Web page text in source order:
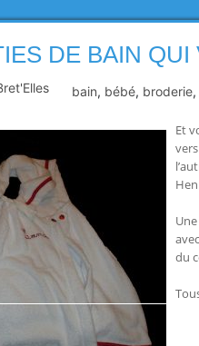
DE BAIN
bain, bébé, broderie,
Et
du